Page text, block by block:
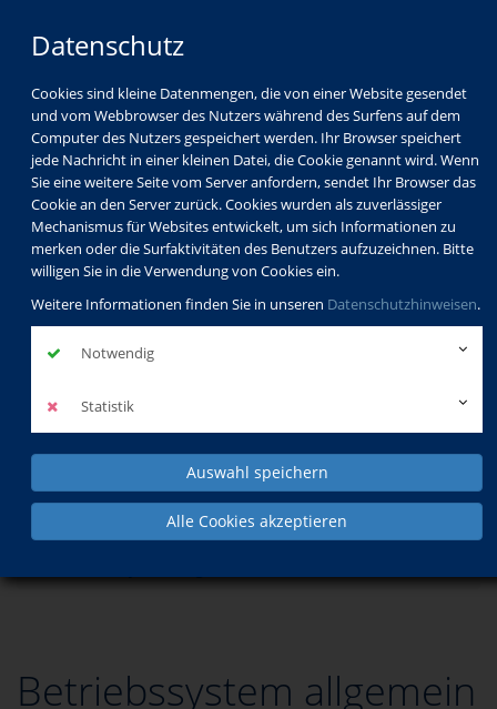
Datenschutz
Cookies sind kleine Datenmengen, die von einer Website gesendet
und vom Webbrowser des Nutzers während des Surfens auf dem
Computer des Nutzers gespeichert werden. Ihr Browser speichert
jede Nachricht in einer kleinen Datei, die Cookie genannt wird. Wenn
Sie eine weitere Seite vom Server anfordern, sendet Ihr Browser das
Cookie an den Server zurück. Cookies wurden als zuverlässiger
Mechanismus für Websites entwickelt, um sich Informationen zu
merken oder die Surfaktivitäten des Benutzers aufzuzeichnen. Bitte
willigen Sie in die Verwendung von Cookies ein.
Weitere Informationen finden Sie in unseren Datenschutzhinweisen.
Notwendig
Statistik
Auswahl speichern
Alle Cookies akzeptieren
Beruf & Medien
Betriebssystem und Hardware
Betriebssystem allgemein